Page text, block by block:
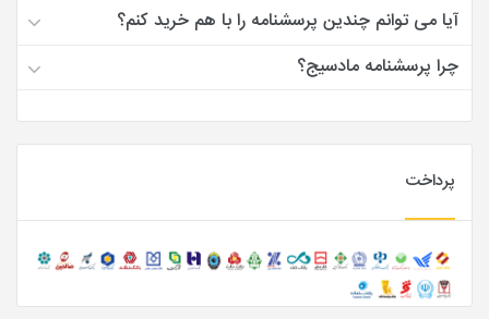
آیا می توانم چندین پرسشنامه را با هم خرید کنم؟
چرا پرسشنامه مادسیج؟
پرداخت